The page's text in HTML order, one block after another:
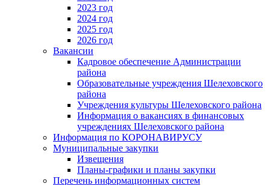
2023 год
2024 год
2025 год
2026 год
Вакансии
Кадровое обеспечение Администрации
района
Образовательные учреждения Шелеховского
района
Учреждения культуры Шелеховского района
Информация о вакансиях в финансовых
учреждениях Шелеховского района
Информация по КОРОНАВИРУСУ
Муниципальные закупки
Извещения
Планы-графики и планы закупки
Перечень информационных систем